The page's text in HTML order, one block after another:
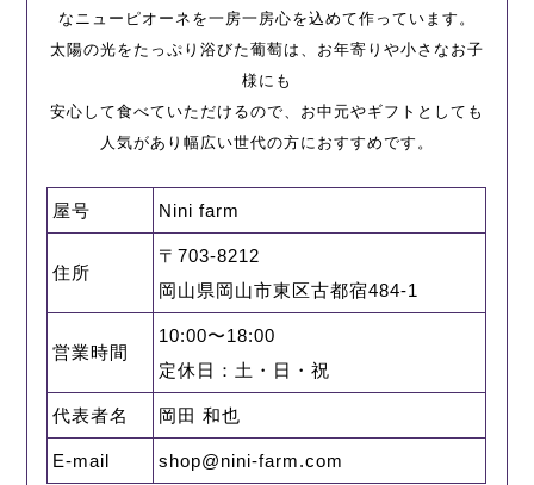
なニューピオーネを一房一房心を込めて作っています。
太陽の光をたっぷり浴びた葡萄は、お年寄りや小さなお子
様にも
安心して食べていただけるので、お中元やギフトとしても
人気があり幅広い世代の方におすすめです。
屋号 Nini farm
住所
〒703-8212
岡山県岡山市東区古都宿484-1
営業時間
10:00〜18:00
定休日：土・日・祝
代表者名 岡田 和也
E-mail shop@nini-farm.com